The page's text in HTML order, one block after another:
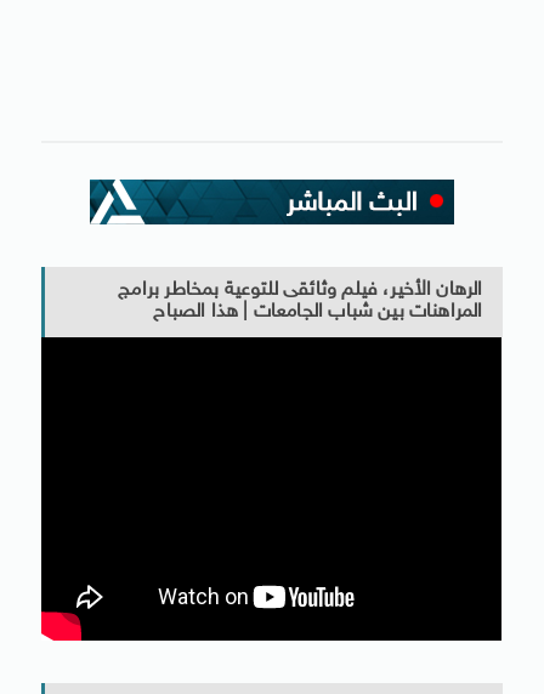
الرهان الأخير، فيلم وثائقى للتوعية بمخاطر برامج
المراهنات بين شباب الجامعات | هذا الصباح